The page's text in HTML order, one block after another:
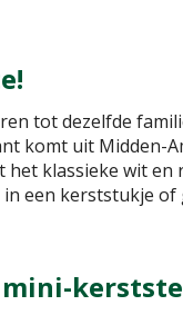
tot dezelfde
komt uit Midden-
het klassieke wit
een kerststukje of